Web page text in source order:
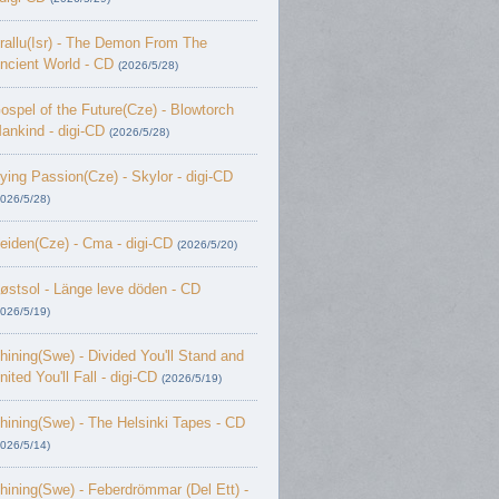
- The Demon From The
World - CD (2026/5/28)
of the Future(Cze) - Blowtorch
- digi-CD (2026/5/28)
Passion(Cze) - Skylor - digi-CD
5/28)
- Cma - digi-CD (2026/5/20)
- L​ä​nge leve dö​den - CD
5/19)
- Divided You'll Stand and
You'll Fall - digi-CD (2026/5/19)
- The Helsinki Tapes - CD
5/14)
- Feberdrömmar (Del Ett) -